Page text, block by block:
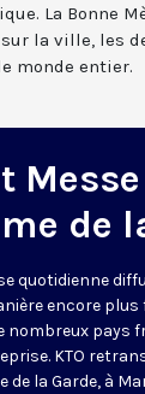
La Bonne
la ville, les
monde entier.
de
quotidienne
encore
nombreux pays
KTO
de la Garde, à